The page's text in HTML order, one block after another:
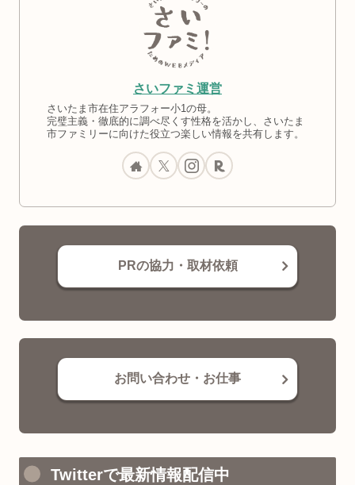
さいファミ運営
さいたま市在住アラフォー小1の母。
完璧主義・徹底的に調べ尽くす性格を活かし、さいたま
市ファミリーに向けた役立つ楽しい情報を共有します。
PRの協力・取材依頼
お問い合わせ・お仕事
Twitterで最新情報配信中